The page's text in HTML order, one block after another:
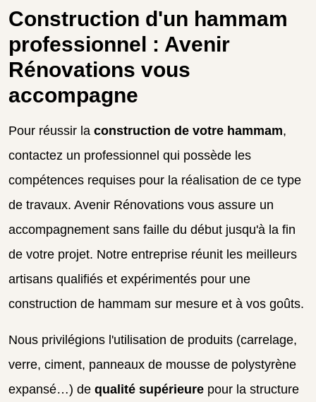
Construction d'un hammam
professionnel : Avenir
Rénovations vous
accompagne
Pour réussir la construction de votre hammam,
contactez un professionnel qui possède les
compétences requises pour la réalisation de ce type
de travaux. Avenir Rénovations vous assure un
accompagnement sans faille du début jusqu'à la fin
de votre projet. Notre entreprise réunit les meilleurs
artisans qualifiés et expérimentés pour une
construction de hammam sur mesure et à vos goûts.
Nous privilégions l'utilisation de produits (carrelage,
verre, ciment, panneaux de mousse de polystyrène
expansé…) de qualité supérieure pour la structure